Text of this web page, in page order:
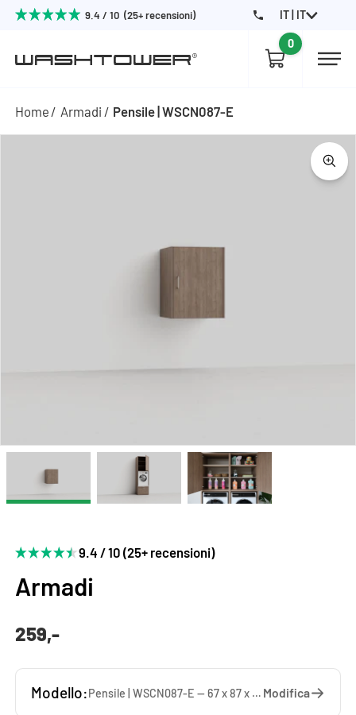
9.4 / 10 (25+ recensioni) IT | IT
0
Home Armadi Pensile | WSCN087-E
9.4 / 10 (25+ recensioni)
Armadi
259,-
Modello: Pensile | WSCN087-E — 67 x 87 x 65 cm Modifica